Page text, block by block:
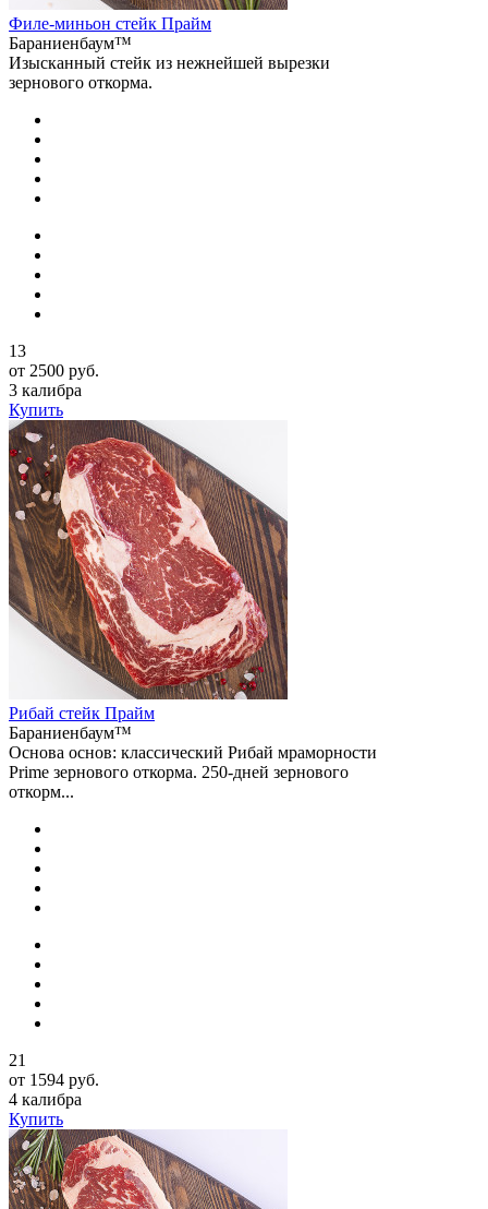
Филе-миньон стейк Прайм
Бараниенбаум™
Изысканный стейк из нежнейшей вырезки
зернового откорма.
13
от 2500 руб.
3 калибра
Купить
Рибай cтейк Прайм
Бараниенбаум™
Основа основ: классический Рибай мраморности
Prime зернового откорма. 250-дней зернового
откорм...
21
от 1594 руб.
4 калибра
Купить